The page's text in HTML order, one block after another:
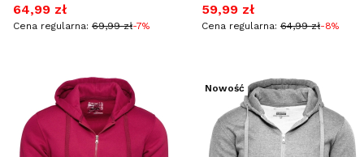
Cena promocyjna
64,99 zł
Cena regularna: 69,99 zł-7%
Cena promocyjna
59,99 zł
Cena regularna: 64,99 zł-8%
Nowość